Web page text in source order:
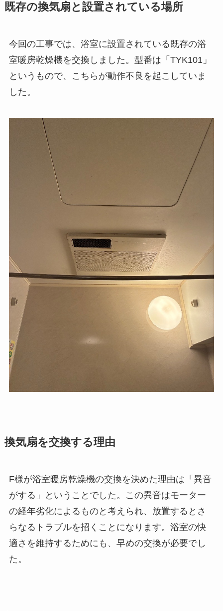
既存の換気扇と設置されている場所
今回の工事では、浴室に設置されている既存の浴
室暖房乾燥機を交換しました。型番は「TYK101」
というもので、こちらが動作不良を起こしていま
した。
換気扇を交換する理由
F様が浴室暖房乾燥機の交換を決めた理由は「異音
がする」ということでした。この異音はモーター
の経年劣化によるものと考えられ、放置するとさ
らなるトラブルを招くことになります。浴室の快
適さを維持するためにも、早めの交換が必要でし
た。